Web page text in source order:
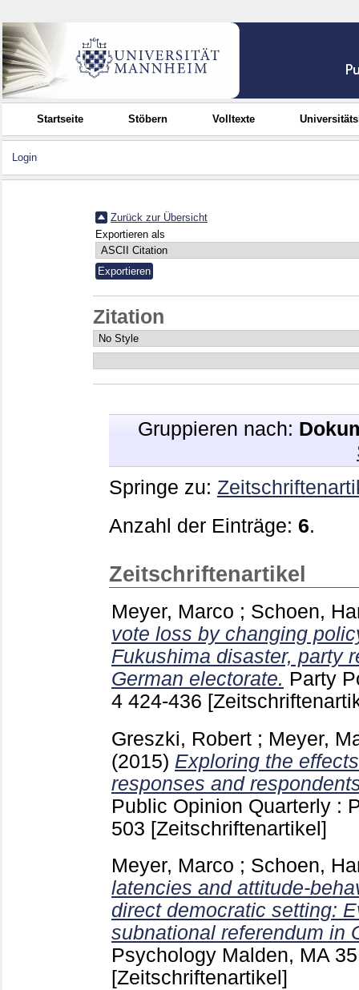
Startseite Stöbern Volltexte
Login
Zurück zur Übersicht
Exportieren als
Zitation
Gruppieren nach:
Springe zu:
Anzahl der Einträge: 6.
Zeitschriftenartikel
Meyer, Marco ; Schoen,
vote loss by changing
Fukushima disaster, party
German electorate. Party
4 424-436
Greszki, Robert ; Meyer,
(2015) Exploring the
responses and
Public Opinion Quarterly :
503 [Zeitschriftenartikel]
Meyer, Marco ; Schoen,
latencies and attitude-
direct democratic setting:
subnational referendum in
Psychology Malden, MA
[Zeitschriftenartikel]